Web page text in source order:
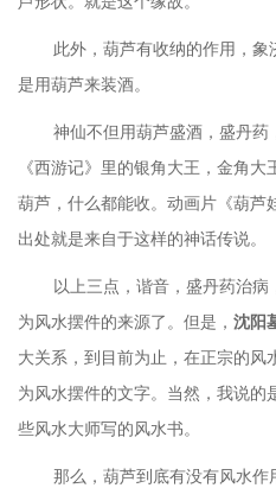
此外，葫芦有收纳的作用，
是用葫芦来装酒。
神仙不但用葫芦盛酒，盛丹药
《西游记》里的银角大王，金角
葫芦，什么都能收。动画片《葫芦
出处就是来自于这样的神话传说。
以上三点，谐音，盛丹药治
为风水摆件的来源了。但是， 沈阳
大关系，到目前为止，在正宗的风
为风水摆件的文字。当然，我说的
些风水大师写的风水书。
那么，葫芦到底有没有风水作